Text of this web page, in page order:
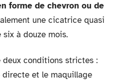
forme de chevron ou de
une cicatrice quasi
à douze mois.
conditions strictes :
directe et le maquillage